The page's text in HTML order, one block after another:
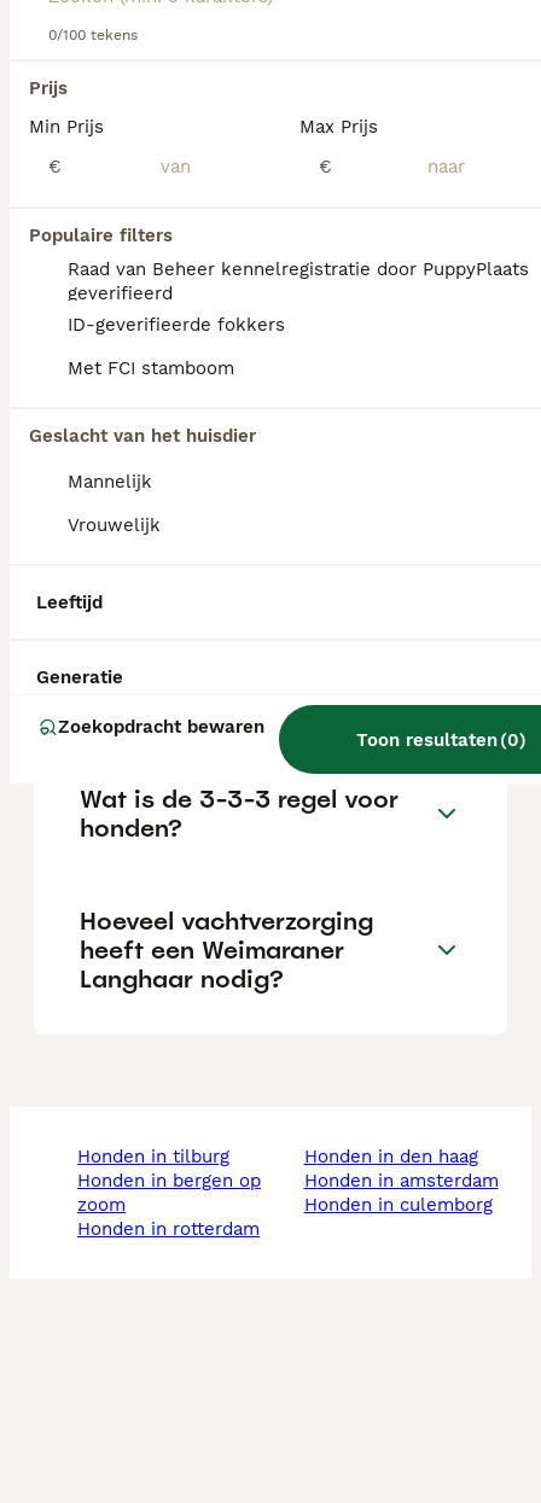
0/100 tekens
Prijs
Min Prijs
€
Max Prijs
€
Populaire filters
Raad van Beheer kennelregistratie door PuppyPlaats
geverifieerd
ID-geverifieerde fokkers
Met FCI stamboom
Geslacht van het huisdier
Mannelijk
Vrouwelijk
Leeftijd
Generatie
Zoekopdracht bewaren
Toon resultaten(0)
dit hondenras.
We hebben 0 Weimaraner Langhaar Honden
Als je toekomstige resultaten wil zien voor deze
exacte zoekopdracht, sla dan je zoekopdracht op en
FAQ's
Weimaraner langhaar?
De Weimarse Staande Hond Langhaar is
zelfbewust en rustig van aard. Het is een
veelzijdige jachthond met veel passie en
Is een Weimaraner een
Wat is de 3-3-3 regel voor
honden?
Hoeveel vachtverzorging
heeft een Weimaraner
Langhaar nodig?
honden in tilburg
honden in bergen op
zoom
honden in rotterdam
honden in den haag
honden in amsterdam
honden in culemborg